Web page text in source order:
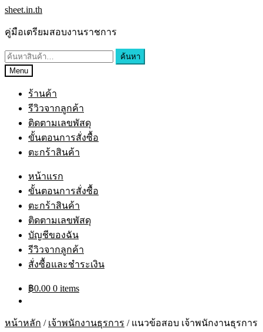
sheet.in.th
คู่มือเตรียมสอบงานราชการ
ค้นหา
Menu
ร้านค้า
รีวิวจากลูกค้า
ติดตามเลขพัสดุ
ขั้นตอนการสั่งซื้อ
ตะกร้าสินค้า
หน้าแรก
ขั้นตอนการสั่งซื้อ
ตะกร้าสินค้า
ติดตามเลขพัสดุ
บัญชีของฉัน
รีวิวจากลูกค้า
สั่งซื้อและชำระเงิน
฿0.00 0 items
หน้าหลัก / เจ้าพนักงานธุรการ / แนวข้อสอบ เจ้าพนักงานธุรการ